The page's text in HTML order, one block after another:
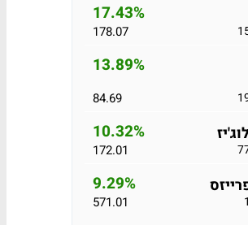
17.43%
178.07
13.89%
84.69
10.32%
172.01
9.29%
571.01